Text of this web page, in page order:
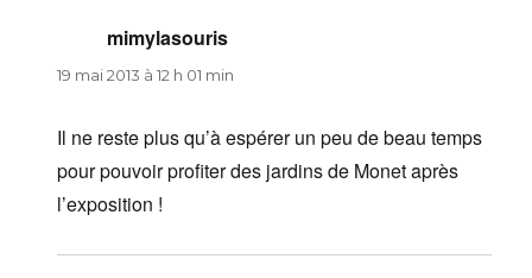
mimylasouris
19 mai 2013 à 12 h 01 min
Il ne reste plus qu’à espérer un peu de beau temps
pour pouvoir profiter des jardins de Monet après
l’exposition !